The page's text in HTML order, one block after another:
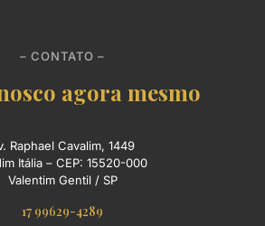
– CONTATO –
agora mesmo
Raphael Cavalim, 1449
Itália – CEP: 15520-000
Valentim Gentil / SP
17 99629-4289